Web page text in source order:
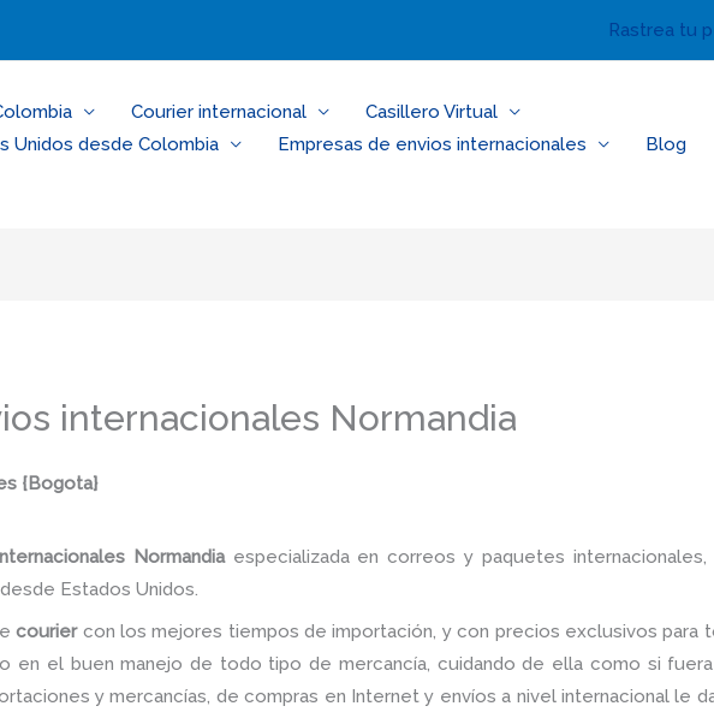
Rastrea tu
Courier internacional
Casillero Virtual
Unidos desde Colombia
Empresas de envios internacionales Blog
internacionales Normandia
{Bogota}
Normandiaespecializada en correos y paquetes
desde Estados Unidos.
couriercon los mejores tiempos de importación, y con precios exclusivos para
en el buen manejo de todo tipo de mercancía, cuidando de ella como si fuera
y mercancías, de compras en Internet y envíos a nivel internacional le